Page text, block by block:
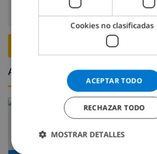
Salida:Antes de: 10:00
RESERVE ESTE CHALÉ ›
Alrededores
Leer más sobre:
España>Costa Dorada
Cookies no clasificadas
ACEPTAR TODO
RECHAZAR TODO
MOSTRAR DETALLES